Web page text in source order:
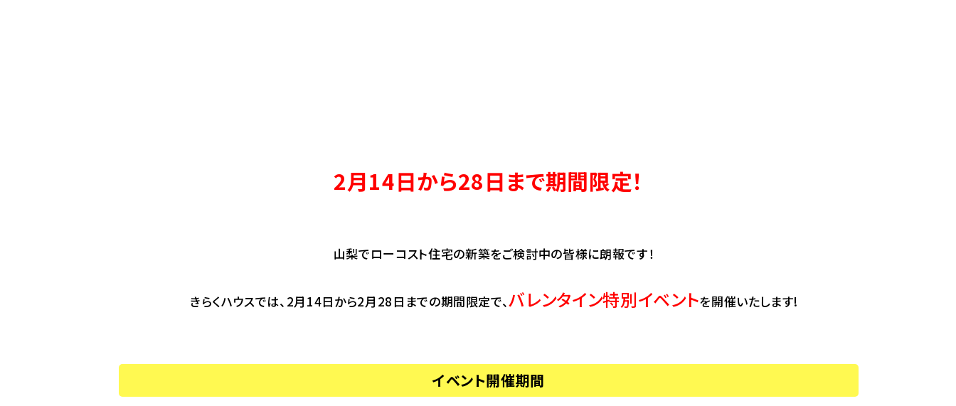
2月14日から28日まで期間限定！
山梨でローコスト住宅の新築をご検討中の皆様に朗報です！
きらくハウスでは、2月14日から2月28日までの期間限定で、バレンタイン特別イベントを開催いたします!
イベント開催期間